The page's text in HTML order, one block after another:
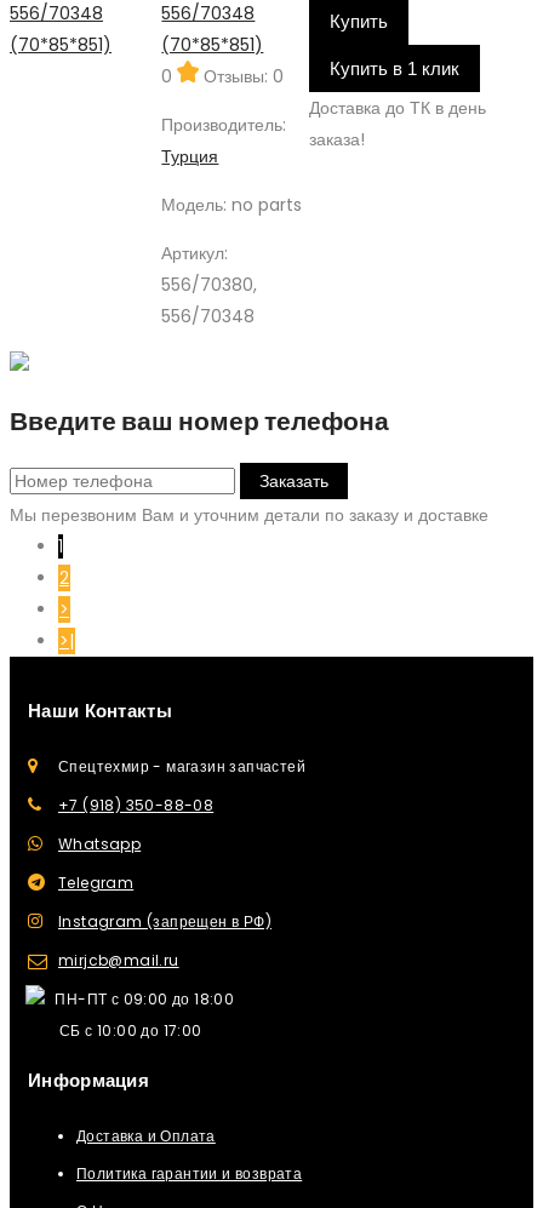
556/70348
(70*85*851)
0
Отзывы: 0
Производитель:
Турция
Модель: no parts
Артикул:
556/70380,
556/70348
Купить
Купить в 1 клик
Доставка до ТК в день
заказа!
Введите ваш номер телефона
Заказать
Мы перезвоним Вам и уточним детали по заказу и доставке
1
2
>
>|
Наши Контакты
Спецтехмир - магазин запчастей
+7 (918) 350-88-08
Whatsapp
Telegram
Instagram (запрещен в РФ)
mirjcb@mail.ru
ПН-ПТ с 09:00 до 18:00
СБ с 10:00 до 17:00
Информация
Доставка и Оплата
Политика гарантии и возврата